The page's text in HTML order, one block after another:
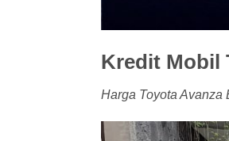
Kredit Mobil
Harga Toyota Avanza